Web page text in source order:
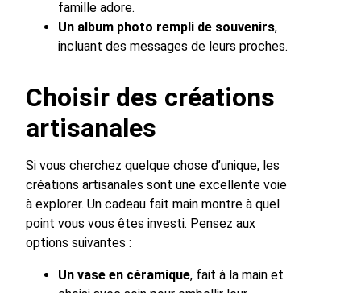
famille adore.
Un album photo rempli de souvenirs,
incluant des messages de leurs proches.
Choisir des créations
artisanales
Si vous cherchez quelque chose d’unique, les
créations artisanales sont une excellente voie
à explorer. Un cadeau fait main montre à quel
point vous vous êtes investi. Pensez aux
options suivantes :
Un vase en céramique, fait à la main et